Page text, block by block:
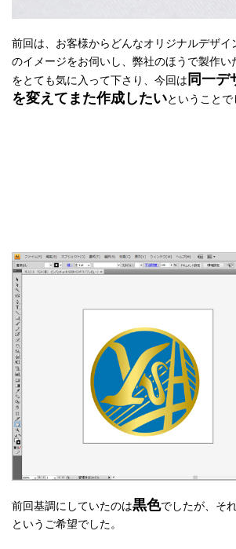
前回は、お客様からどんなオリジナルデザイ
のイメージをお伺いし、弊社のほうで製作い
をとても気に入って下さり、今回は 同一デ
を変えてまた作成したいということで
前回基調にしていたのは黒色でしたが、そ
というご希望でした。